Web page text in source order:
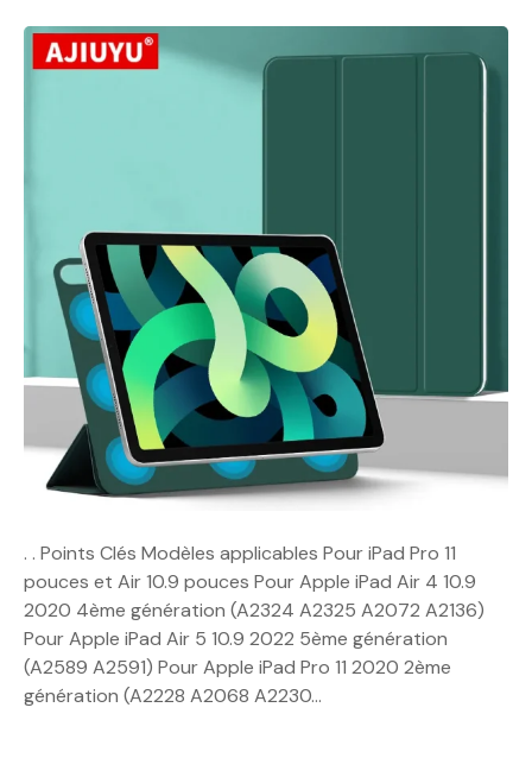
. . Points Clés Modèles applicables Pour iPad Pro 11
pouces et Air 10.9 pouces Pour Apple iPad Air 4 10.9
2020 4ème génération (A2324 A2325 A2072 A2136)
Pour Apple iPad Air 5 10.9 2022 5ème génération
(A2589 A2591) Pour Apple iPad Pro 11 2020 2ème
génération (A2228 A2068 A2230…